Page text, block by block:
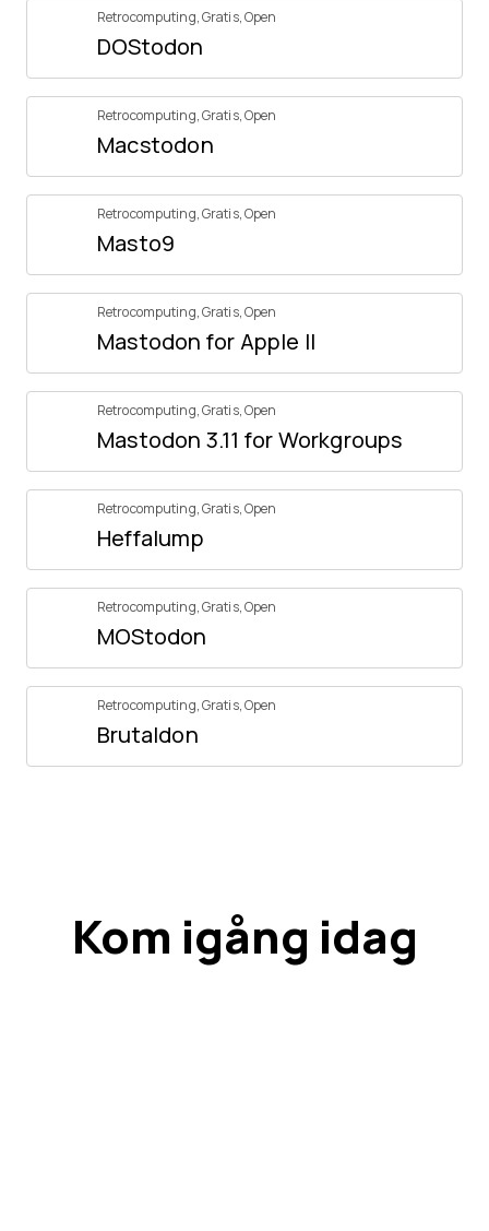
Retrocomputing,Gratis,Open
DOStodon
Retrocomputing,Gratis,Open
Macstodon
Retrocomputing,Gratis,Open
Masto9
Retrocomputing,Gratis,Open
Mastodon for Apple II
Retrocomputing,Gratis,Open
Mastodon 3.11 for Workgroups
Retrocomputing,Gratis,Open
Heffalump
Retrocomputing,Gratis,Open
MOStodon
Retrocomputing,Gratis,Open
Brutaldon
Kom igång idag